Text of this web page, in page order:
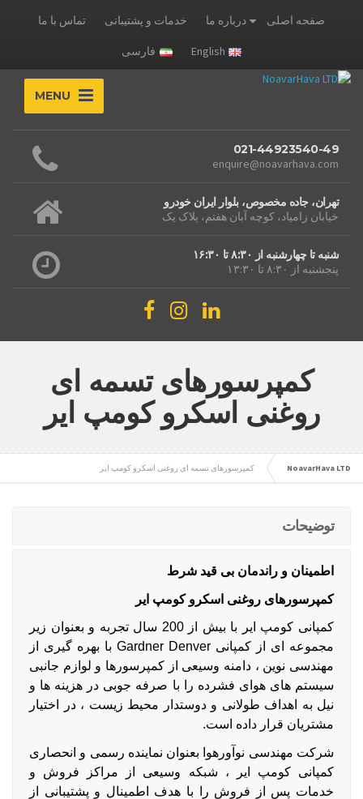
صفحه اصلی درباره ما خدمات و پشتیبانی تماس با ما
English فارسی
MENU
021-44923540-49
enquire@noavarhava.com
تهران، جاده مخصوص، بلوار ایران خودرو
خیابان زامیاد، کوچه آبان هفتم، پلاک یک
شنبه تا چهارشنبه از ۸:۳۰ تا ۱۶:۳۰
پنجشنبه از ۸:۳۰ تا ۱۳:۳۰
کمپرسورهای تسمه ای
روغنی اسکرو کومپ ایر
NoavarHava LTD کمپرسورهای تسمه ای روغنی اسکرو کومپ ایر
توضیحات
اطمینان و راندمان بی قید شرط
کمپرسورهای روغنی اسکرو کومپ ایر
کمپانی کومپ ایر با بیش از 200 سال تجربه و بعنوان زیر
مجموعه ای از کمپانی Gardner Denver با بهره گیری از
مهندسی نوین ، دامنه وسیعی از کمپرسورها و لوازم جانبی
سیستم های هوای فشرده را با صرفه جوبی در هزینه ها و
نیل به اهداف طولانی و دوستدار محیط زیست ، در اختیار
مشتریان قرار داده است.
شرکت مهندسی نوآورهوا بعنوان نماینده رسمی و انحصاری
کمپانی کومپ ایر ، شبکه وسیعی از مراکز فروش و
خدمات پس از فروش را با هدف اطمینال و پشتیبانی از